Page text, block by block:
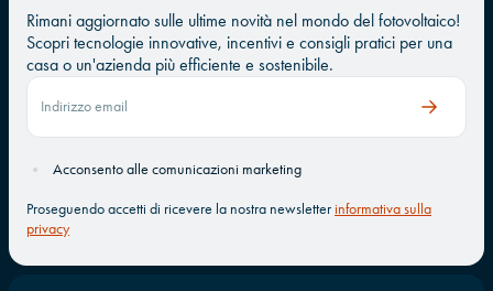
Rimani aggiornato sulle ultime novità nel mondo del fotovoltaico!
Scopri tecnologie innovative, incentivi e consigli pratici per una
casa o un'azienda più efficiente e sostenibile.
Acconsento alle comunicazioni marketing
Proseguendo accetti di ricevere la nostra newsletterinformativa sulla
privacy